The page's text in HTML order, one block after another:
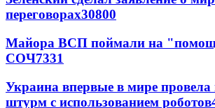
переговорах30800
Майора ВСП поймали на
СОЧ7331
Украина впервые в мире
штурм с использованием роботов